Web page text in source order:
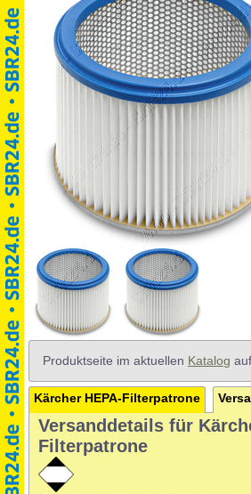
Produktseite im aktuellen Katalog
Kärcher HEPA-Filterpatrone
Versanddetails für
Filterpatrone